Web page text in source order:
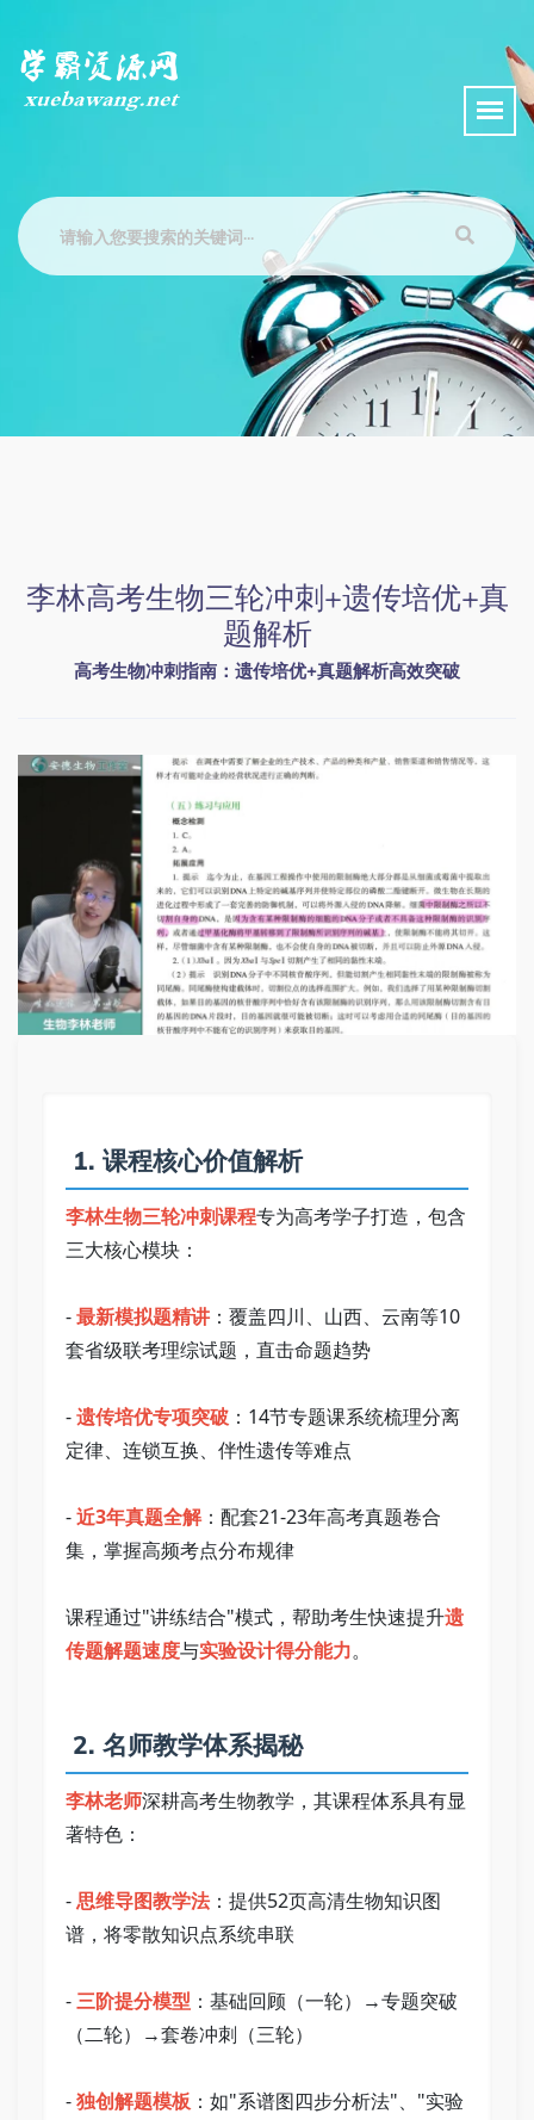
李林高考生物三轮冲刺+遗传培优+真
题解析
高考生物冲刺指南：遗传培优+真题解析高效突破
1. 课程核心价值解析
李林生物三轮冲刺课程专为高考学子打造，包含
三大核心模块：
- 最新模拟题精讲 ：覆盖四川、山西、云南等10
套省级联考理综试题，直击命题趋势
- 遗传培优专项突破 ：14节专题课系统梳理分离
定律、连锁互换、伴性遗传等难点
- 近3年真题全解：配套21-23年高考真题卷合
集，掌握高频考点分布规律
课程通过"讲练结合"模式，帮助考生快速提升遗
传题解题速度与实验设计得分能力。
2. 名师教学体系揭秘
李林老师深耕高考生物教学，其课程体系具有显
著特色：
- 思维导图教学法：提供52页高清生物知识图
谱，将零散知识点系统串联
- 三阶提分模型 ：基础回顾（一轮）→专题突破
（二轮）→套卷冲刺（三轮）
- 独创解题模板 ：如"系谱图四步分析法"、"实验